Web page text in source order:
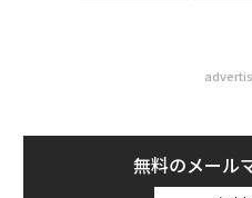
無料のメール